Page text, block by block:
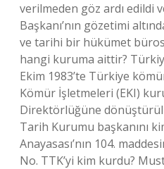
verilmeden göz ardı edildi
Başkanı’nın gözetimi
ve tarihi bir hükümet
hangi kuruma aittir?
Ekim 1983’te Türkiye
Kömür İşletmeleri (EKI)
Direktörlüğüne
Tarih Kurumu başkanını
Anayasası’nın 104.
No. TTK’yi kim kurdu?